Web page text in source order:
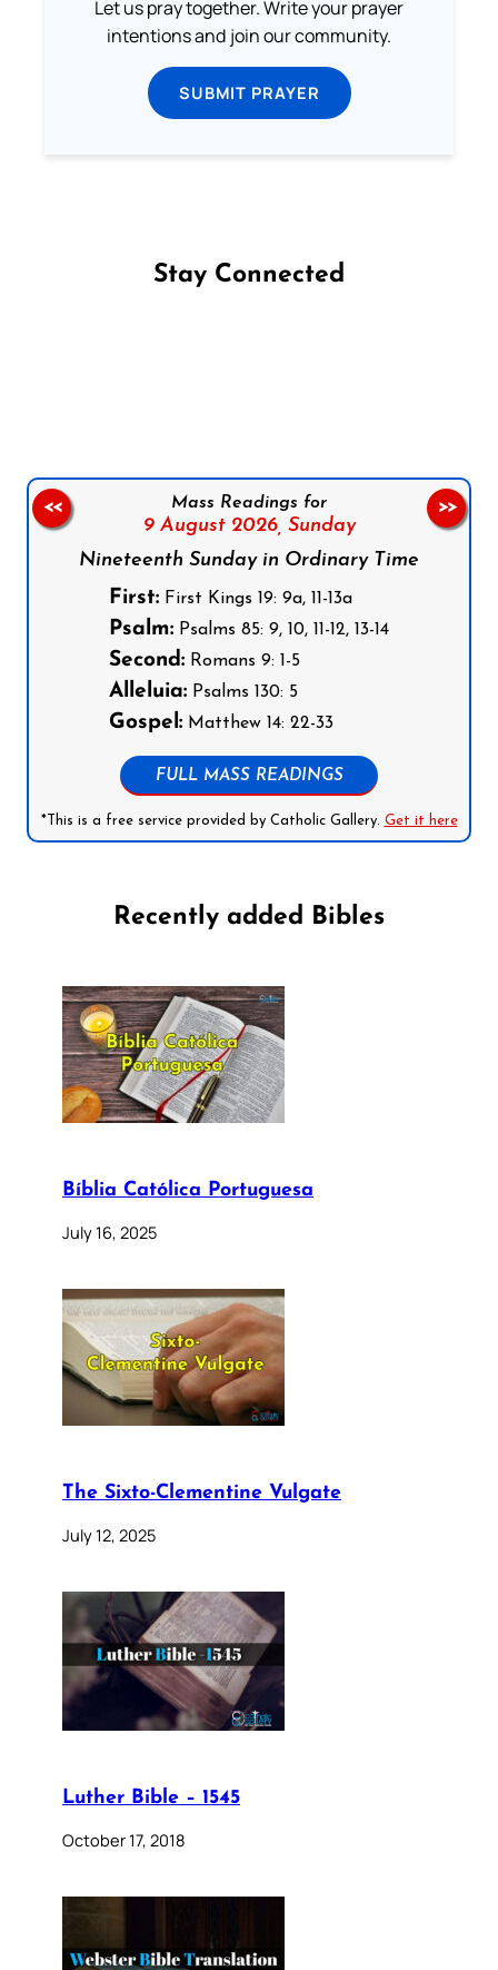
Let us pray together. Write your prayer
intentions and join our community.
SUBMIT PRAYER
Stay Connected
Mass Readings for
9 August 2026, Sunday
Nineteenth Sunday in Ordinary Time
First: First Kings 19: 9a, 11-13a
Psalm: Psalms 85: 9, 10, 11-12, 13-14
Second: Romans 9: 1-5
Alleluia: Psalms 130: 5
Gospel: Matthew 14: 22-33
FULL MASS READINGS
*This is a free service provided by Catholic Gallery. Get it here
<< >>
Recently added Bibles
Bíblia Católica Portuguesa
July 16, 2025
The Sixto-Clementine Vulgate
July 12, 2025
Luther Bible – 1545
October 17, 2018